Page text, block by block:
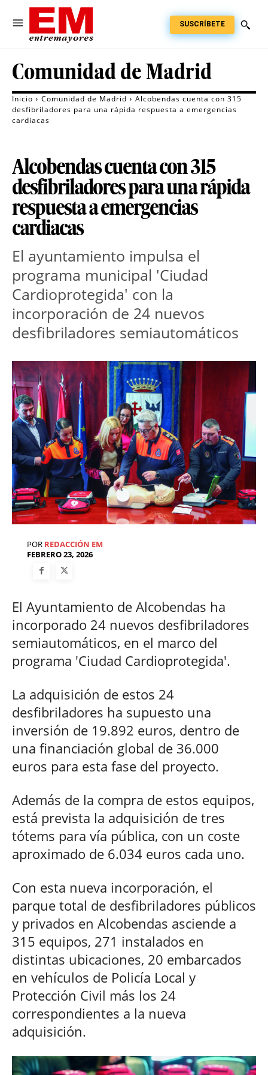
SUSCRÍBETE
Comunidad de Madrid
Inicio Comunidad de Madrid
Alcobendas cuenta con 315
desfibriladores para una rápida respuesta a emergencias
cardiacas
Alcobendas cuenta con 315
desfibriladores para una rápida
respuesta a emergencias
cardiacas
El ayuntamiento impulsa el
programa municipal 'Ciudad
Cardioprotegida' con la
incorporación de 24 nuevos
desfibriladores semiautomáticos
POR REDACCIÓN EM
FEBRERO 23, 2026
El Ayuntamiento de Alcobendas ha
incorporado 24 nuevos desfibriladores
semiautomáticos, en el marco del
programa 'Ciudad Cardioprotegida'.
La adquisición de estos 24
desfibriladores ha supuesto una
inversión de 19.892 euros, dentro de
una financiación global de 36.000
euros para esta fase del proyecto.
Además de la compra de estos equipos,
está prevista la adquisición de tres
tótems para vía pública, con un coste
aproximado de 6.034 euros cada uno.
Con esta nueva incorporación, el
parque total de desfibriladores públicos
y privados en Alcobendas asciende a
315 equipos, 271 instalados en
distintas ubicaciones, 20 embarcados
en vehículos de Policía Local y
Protección Civil más los 24
correspondientes a la nueva
adquisición.